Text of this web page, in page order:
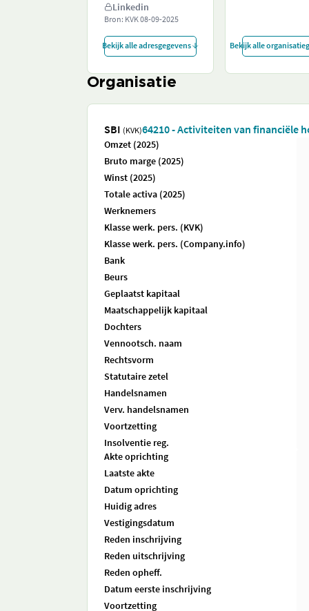
Linkedin
Bron: KVK08-09-2025
Bekijk alle adresgegevens Bekijk alle
Organisatie
SBI (KVK)64210 - Activiteiten van financiële
Omzet (2025)
Bruto marge (2025)
Winst (2025)
Totale activa (2025)
Werknemers
Klasse werk. pers. (KVK)
Klasse werk. pers. (Company.info)
Bank
Beurs
Geplaatst kapitaal
Maatschappelijk kapitaal
Dochters
Vennootsch. naam
Rechtsvorm
Statutaire zetel
Handelsnamen
Verv. handelsnamen
Voortzetting
Insolventie reg.
Akte oprichting
Laatste akte
Datum oprichting
Huidig adres
Vestigingsdatum
Reden inschrijving
Reden uitschrijving
Reden opheff.
Datum eerste inschrijving
Voortzetting